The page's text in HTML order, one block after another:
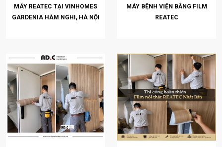
MÁY REATEC TẠI VINHOMES
GARDENIA HÀM NGHI, HÀ NỘI
MÁY BỆNH VIỆN BẰNG FILM
REATEC